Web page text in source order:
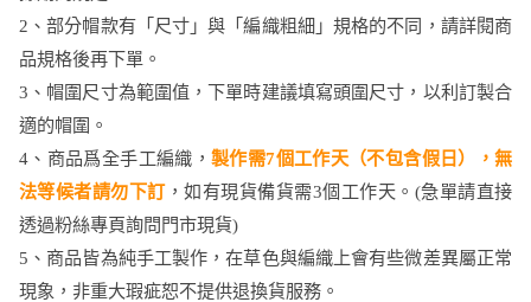
2、部分帽款有「尺寸」與「編織粗細」規格的不同，請詳閱商
品規格後再下單。
3、帽圍尺寸為範圍值，下單時建議填寫頭圍尺寸，以利訂製合
適的帽圍。
4、商品爲全手工編織，製作需7個工作天（不包含假日），無
法等候者請勿下訂，如有現貨備貨需3個工作天。(急單請直接
透過粉絲專頁詢問門市現貨)
5、商品皆為純手工製作，在草色與編織上會有些微差異屬正常
現象，非重大瑕疵恕不提供退換貨服務。